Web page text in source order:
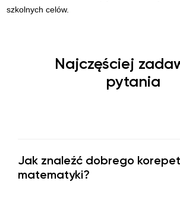
szkolnych celów.
Najczęściej
pytania
Jak znaleźć dobrego
matematyki?